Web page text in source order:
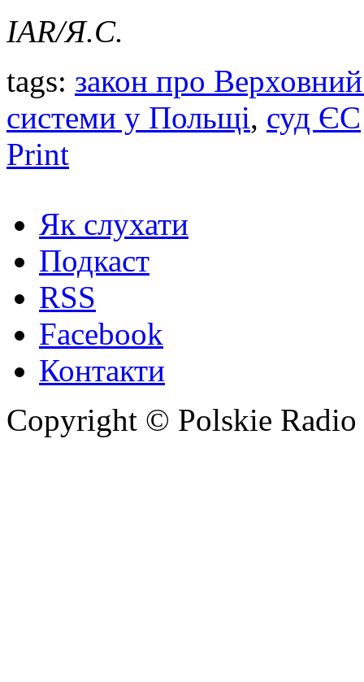
IAR/Я.С.
tags: закон про
системи у Польщі, суд ЄС
Print
Як слухати
Подкаст
RSS
Facebook
Контакти
Copyright © Polskie